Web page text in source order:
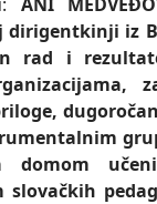
dirigentkinji iz
rad i
domom
slovačkih